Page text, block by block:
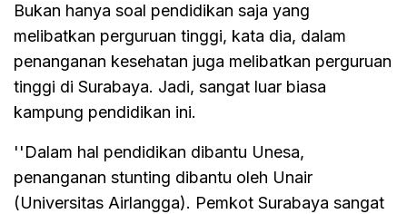
Bukan hanya soal pendidikan saja yang
melibatkan perguruan tinggi, kata dia, dalam
penanganan kesehatan juga melibatkan perguruan
tinggi di Surabaya. Jadi, sangat luar biasa
kampung pendidikan ini.
''Dalam hal pendidikan dibantu Unesa,
penanganan stunting dibantu oleh Unair
(Universitas Airlangga). Pemkot Surabaya sangat